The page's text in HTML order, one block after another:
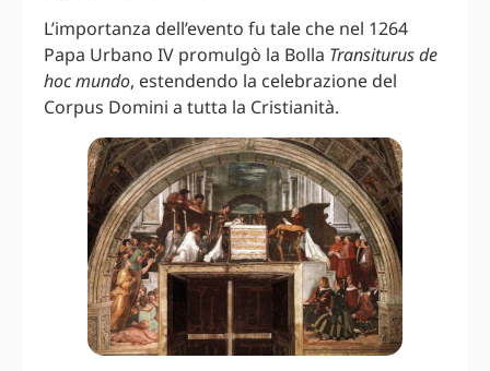
L’importanza dell’evento fu tale che nel 1264
Papa Urbano IV promulgò la Bolla Transiturus de
hoc mundo, estendendo la celebrazione del
Corpus Domini a tutta la Cristianità.